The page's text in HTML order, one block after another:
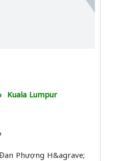
Kuala Lumpur
Phượng H&agrave;